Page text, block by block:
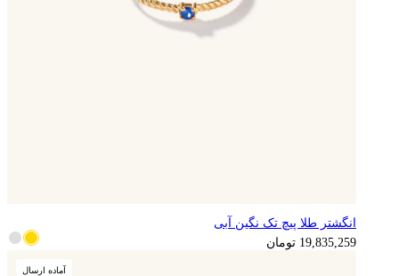
4,958,815 تومان
انگشتر طلا پیچ تک نگین آبی
19,835,259 تومان
آماده ارسال